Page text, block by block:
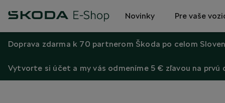
Novinky Pre vaše
Doprava zdarma k 70 partnerom Škoda po celom
Vytvorte si účet a my vás odmeníme 5 € zľavou na